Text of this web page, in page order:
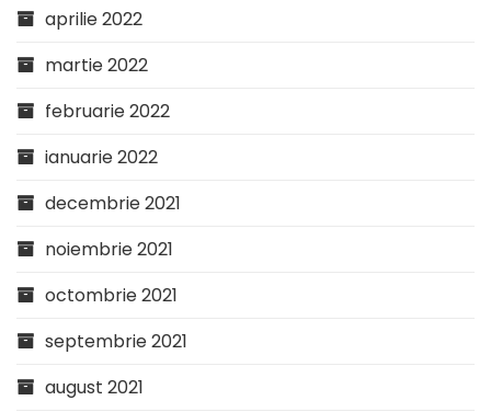
aprilie 2022
martie 2022
februarie 2022
ianuarie 2022
decembrie 2021
noiembrie 2021
octombrie 2021
septembrie 2021
august 2021